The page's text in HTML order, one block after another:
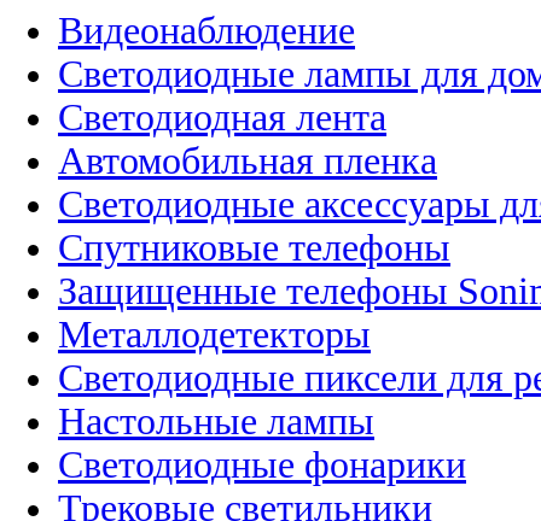
Видеонаблюдение
Светодиодные лампы для
Светодиодная лента
Автомобильная пленка
Светодиодные аксессуары
Спутниковые телефоны
Защищенные телефоны
Металлодетекторы
Светодиодные пиксели для
Настольные лампы
Светодиодные фонарики
Трековые светильники